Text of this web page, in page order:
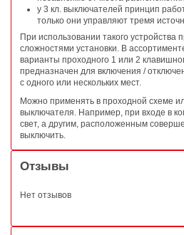
у 3 кл. выключателей принцип
только они управляют тремя
При использовании такого устройства
сложностями установки. В
варианты проходного 1 или 2
предназначен для включения /
с одного или нескольких мест.
Можно применять в проходной схеме
выключателя. Например, при входе в
свет, а другим, расположенным
выключить.
Отзывы
Нет отзывов